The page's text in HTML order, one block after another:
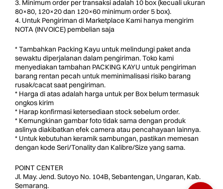
3. Minimum order per transaksi adalah 10 box (kecuali ukuran
80×80, 120×20 dan 120×60 minimum order 5 box).
4. Untuk Pengiriman di Marketplace Kami hanya mengirim
NOTA (INVOICE) pembelian saja
* Tambahkan Packing Kayu untuk melindungi paket anda
sewaktu diperjalanan dalam pengiriman. Toko kami
menyediakan tambahan PACKING KAYU untuk pengiriman
barang rentan pecah untuk meminimalisasi risiko barang
rusak/cacat saat pengiriman.
* Harga di atas adalah harga untuk per Box belum termasuk
ongkos kirim
* Harap konfirmasi ketersediaan stock sebelum order.
* Kemungkinan gambar foto tidak sama dengan produk
aslinya diakibatkan efek camera atau pencahayaan lainnya.
* Untuk kebutuhan keramik sambungan, pastikan memesan
dengan kode Seri/Tonality dan Kalibre/Size yang sama.
POINT CENTER
Jl. May. Jend. Sutoyo No. 104B, Sebantengan, Ungaran, Kab.
Semarang.